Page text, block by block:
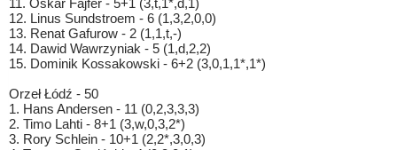
11. Oskar Fajfer - 5+1 (3,t,1*,d,1)
12. Linus Sundstroem - 6 (1,3,2,0,0)
13. Renat Gafurow - 2 (1,1,t,-)
14. Dawid Wawrzyniak - 5 (1,d,2,2)
15. Dominik Kossakowski - 6+2 (3,0,1,1*,1*)
Orzeł Łódź - 50
1. Hans Andersen - 11 (0,2,3,3,3)
2. Timo Lahti - 8+1 (3,w,0,3,2*)
3. Rory Schlein - 10+1 (2,2*,3,0,3)